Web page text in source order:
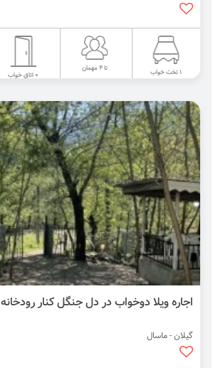
1 تخت خواب تا 4 مهمان
0 اتاق خواب
اجاره ویلا دوخواب در دل جنگل کنار رودخانه
گیلان - ماسال